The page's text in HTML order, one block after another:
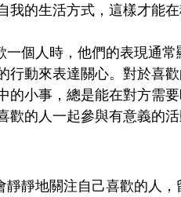
我的生活方式，這樣才能在
一個人時，他們的表現通
行動來表達關心。對於喜
的小事，總是能在對方需
歡的人一起參與有意義的
靜靜地關注自己喜歡的人